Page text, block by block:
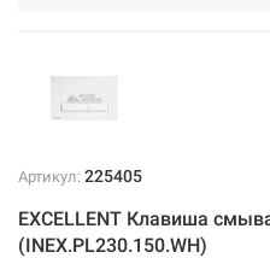
Артикул: 225405
EXCELLENT Клавиша
(INEX.PL230.150.WH)